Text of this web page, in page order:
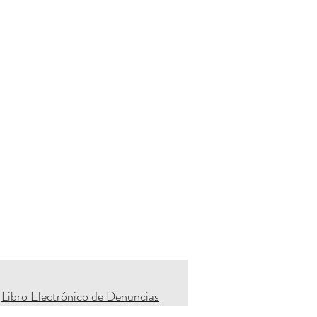
Libro Electrónico de Denuncias